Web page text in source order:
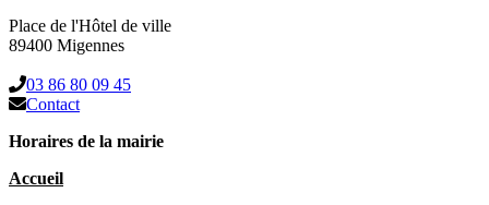
Place de l'Hôtel de ville
89400 Migennes
03 86 80 09 45
Contact
Horaires de la mairie
Accueil